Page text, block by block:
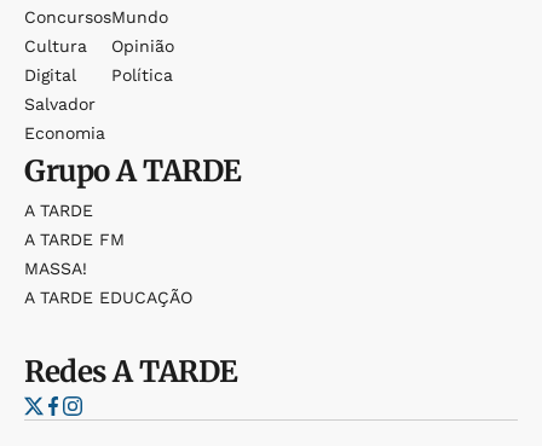
Concursos
Cultura
Digital
Salvador
Economia
Mundo
Opinião
Política
GrupoA TARDE
A TARDE
A TARDE FM
MASSA!
A TARDE EDUCAÇÃO
RedesA TARDE